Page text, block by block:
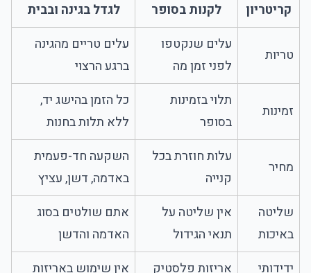
קריטריון
לקנות בסופר לגדל בגינה ובבית
טריות
עלים שנקטפו
לפני זמן מה
עלים טריים מהגינה
ברגע הרצוי
זמינות
תלוי בזמינות
בסופר
כל הזמן בהישג יד,
ללא תלות בחנות
מחיר
עלות חוזרת בכל
קנייה
השקעה חד-פעמית
באדמה, דשן, עציץ
שליטה
באיכות
אין שליטה על
תנאי הגידול
אתם שולטים בסוג
האדמה והדשן
ידידותי
אריזות פלסטיק
אין שימוש באריזות